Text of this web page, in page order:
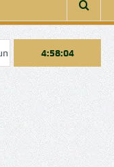
Engelbotschaft
4:58:04